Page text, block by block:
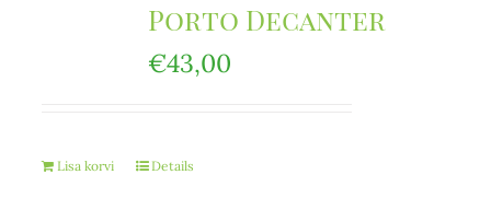
Porto Decanter
€43,00
Lisa korvi Details